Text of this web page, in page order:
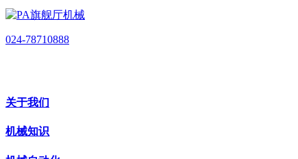
024-78710888
关于我们
机械知识